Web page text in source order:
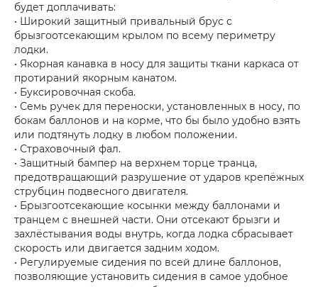
будет доплачивать:
• Широкий защитный привальный брус с
брызгоотсекающим крылом по всему периметру
лодки.
• Якорная канавка в носу для защиты ткани каркаса от
протираний якорным канатом.
• Буксировочная скоба.
• Семь ручек для переноски, установленных в носу, по
бокам баллонов и на корме, что бы было удобно взять
или подтянуть лодку в любом положении.
• Страховочный фал.
• Защитный бампер на верхнем торце транца,
предотвращающий разрушение от ударов крепёжных
струбцин подвесного двигателя.
• Брызгоотсекающие косынки между баллонами и
транцем с внешней части. Они отсекают брызги и
захлёстывания воды внутрь, когда лодка сбрасывает
скорость или двигается задним ходом.
• Регулируемые сидения по всей длине баллонов,
позволяющие установить сидения в самое удобное